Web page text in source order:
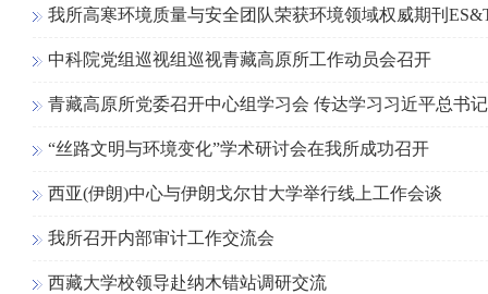
我所高寒环境质量与安全团队荣获环境领域权威期刊
中科院党组巡视组巡视青藏高原所工作动员会召开
青藏高原所党委召开中心组学习会 传达学习习近平总书
“丝路文明与环境变化”学术研讨会在我所成功召开
西亚(伊朗)中心与伊朗戈尔甘大学举行线上工作会谈
我所召开内部审计工作交流会
西藏大学校领导赴纳木错站调研交流